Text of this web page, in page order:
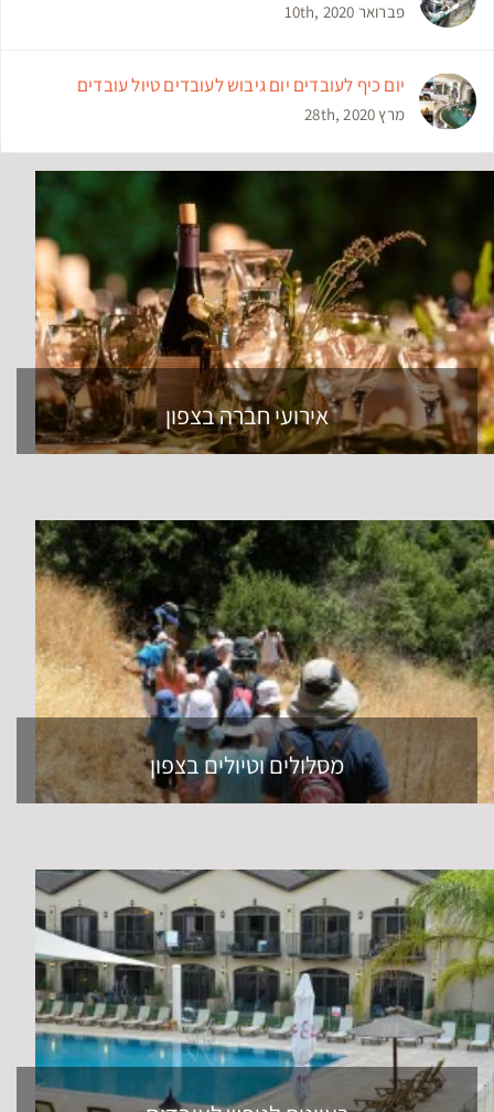
פברואר 10th, 2020
יום כיף לעובדים יום גיבוש לעובדים טיול עובדים
מרץ 28th, 2020
אירועי חברה בצפון
מסלולים וטיולים בצפון